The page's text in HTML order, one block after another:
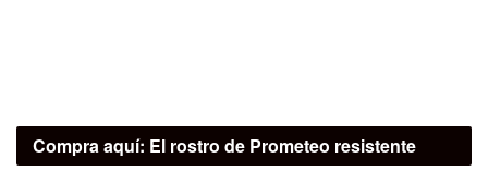
Compra aquí: El rostro de Prometeo resistente